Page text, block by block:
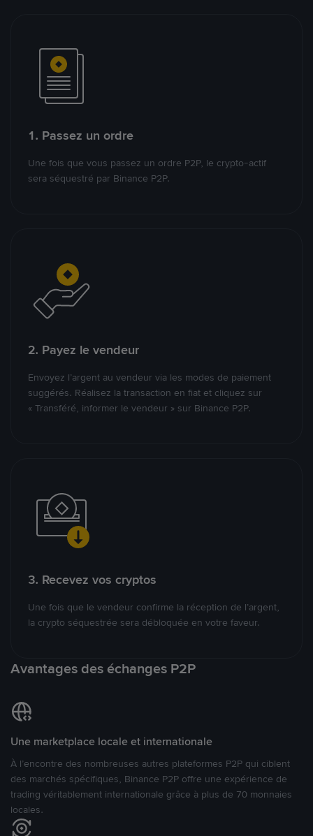
1. Passez un ordre
Une fois que vous passez un ordre P2P, le crypto-actif
sera séquestré par Binance P2P.
2. Payez le vendeur
Envoyez l’argent au vendeur via les modes de paiement
suggérés. Réalisez la transaction en fiat et cliquez sur
« Transféré, informer le vendeur » sur Binance P2P.
3. Recevez vos cryptos
Une fois que le vendeur confirme la réception de l’argent,
la crypto séquestrée sera débloquée en votre faveur.
Avantages des échanges P2P
Une marketplace locale et internationale
À l’encontre des nombreuses autres plateformes P2P qui ciblent
des marchés spécifiques, Binance P2P offre une expérience de
trading véritablement internationale grâce à plus de 70 monnaies
locales.